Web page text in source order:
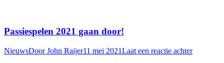
Passiespelen 2021 gaan door!
NieuwsDoorJohn Raijer11 mei 2021Laat een reactie achter